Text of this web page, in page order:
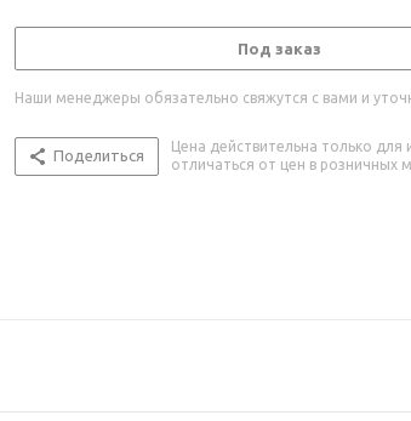
Под заказ
Наши менеджеры обязательно свяжутся с вами и
Поделиться
Цена действительна только
отличаться от цен в розничных